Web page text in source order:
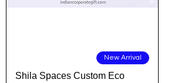
New Arrival
Shila Spaces Custom Eco